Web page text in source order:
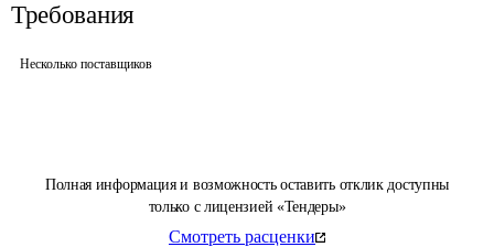
Полная информация и возможность оставить отклик доступны
только с лицензией «Тендеры»
Смотреть расценки
Требования
Несколько поставщиков